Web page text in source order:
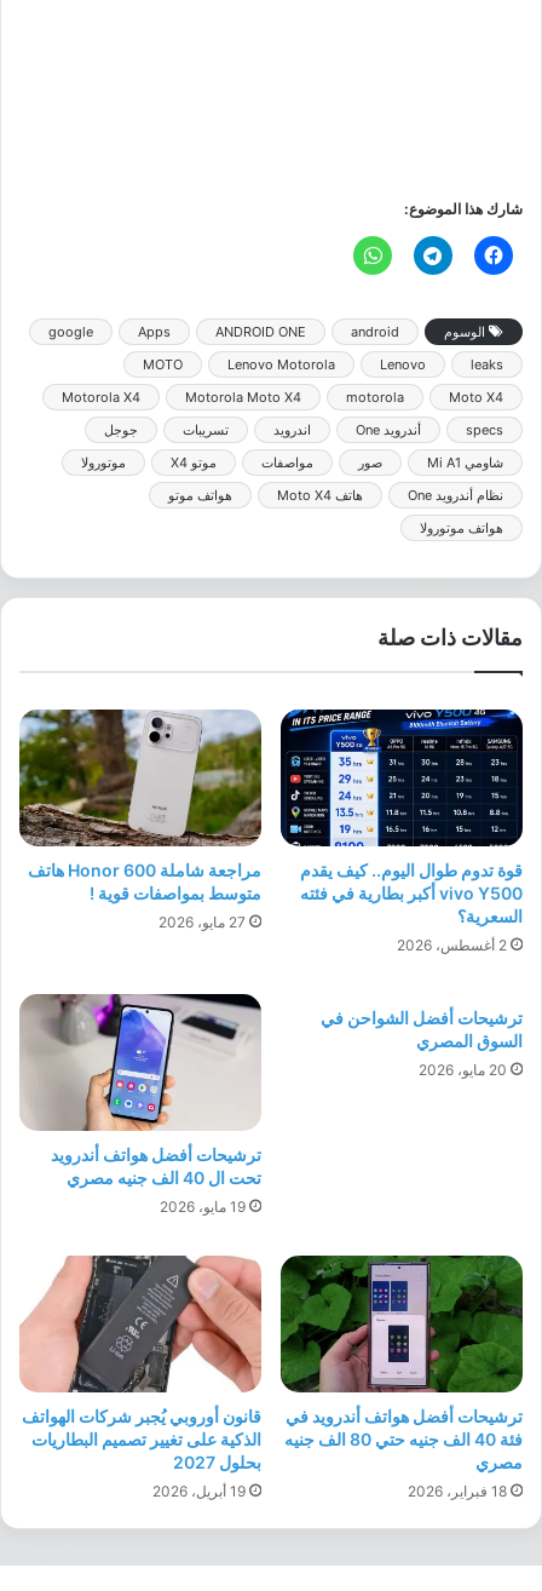
شارك هذا الموضوع:
الوسوم android
ANDROID ONE
Apps
google
leaks
Lenovo
Lenovo Motorola
MOTO
Moto X4
motorola
Motorola Moto X4
Motorola X4
specs
أندرويد One اندرويد تسريبات
جوجل
شاومي Mi A1
صور مواصفات موتو X4
موتورولا
نظام أندرويد One
هاتف Moto X4
هواتف موتو
هواتف موتورولا
مقالات ذات صلة
قوة تدوم طوال اليوم.. كيف يقدم
vivo Y500 أكبر بطارية في فئته
السعرية؟
2 أغسطس، 2026
مراجعة شاملة Honor 600 هاتف
متوسط بمواصفات قوية !
27 مايو، 2026
ترشيحات أفضل الشواحن في
السوق المصري
20 مايو، 2026
ترشيحات أفضل هواتف أندرويد
تحت ال 40 الف جنيه مصري
19 مايو، 2026
ترشيحات أفضل هواتف أندرويد في
فئة 40 الف جنيه حتي 80 الف جنيه
مصري
18 فبراير، 2026
قانون أوروبي يُجبر شركات الهواتف
الذكية على تغيير تصميم البطاريات
بحلول 2027
19 أبريل، 2026